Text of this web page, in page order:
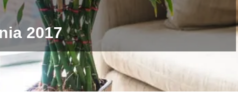
2017